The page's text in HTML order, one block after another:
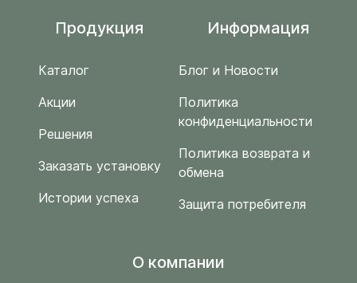
Продукция
Каталог
Акции
Решения
Заказать установку
Истории успеха
Информация
Блог и Новости
Политика
конфиденциальности
Политика возврата и
обмена
Защита потребителя
O компании